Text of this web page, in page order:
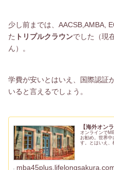
少し前までは、AACSB,AMBA,
た トリプルクラウンでした（現
ん）。
学費が安いとはいえ、国際認証
いると言えるでしょう。
【海外オン
オンラインで
お勧め。世界中
す。とはいえ、